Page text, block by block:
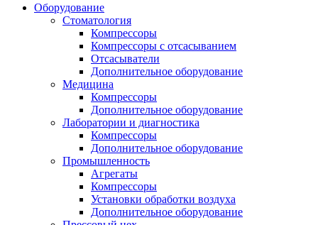
Оборудование
Стоматология
Компрессоры
Компрессоры с отсасыванием
Отсасыватели
Дополнительное оборудование
Медицина
Компрессоры
Дополнительное оборудование
Лаборатории и диагностика
Компрессоры
Дополнительное оборудование
Промышленность
Агрегаты
Компрессоры
Установки обработки воздуха
Дополнительное оборудование